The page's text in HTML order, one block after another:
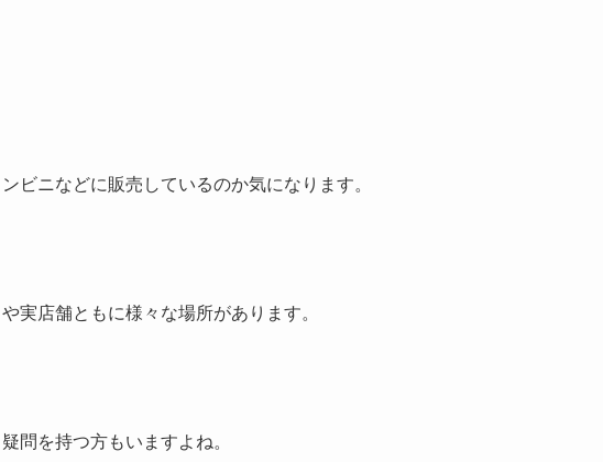
ビニなどに販売しているのか気になります。
実店舗ともに様々な場所があります。
問を持つ方もいますよね。